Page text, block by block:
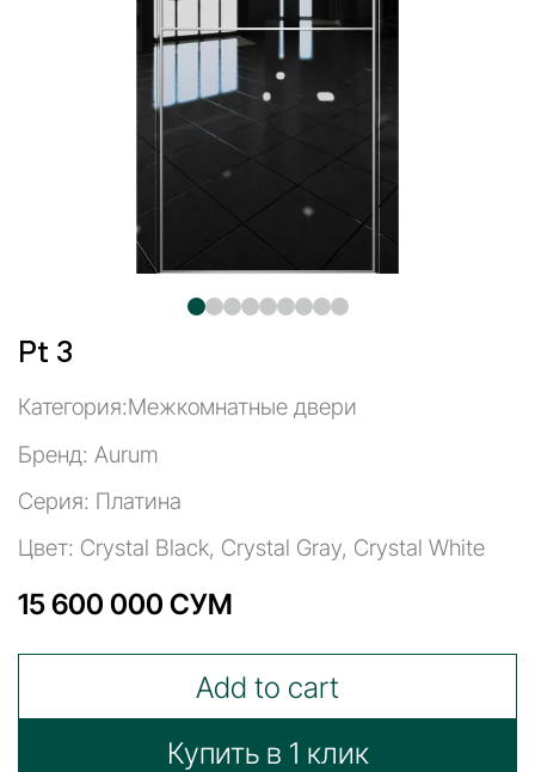
Pt 3
Категория:Межкомнатные двери
Бренд: Aurum
Серия: Платина
Цвет: Crystal Black, Crystal Gray, Crystal White
15 600 000 СУМ
Add to cart
Купить в 1 клик